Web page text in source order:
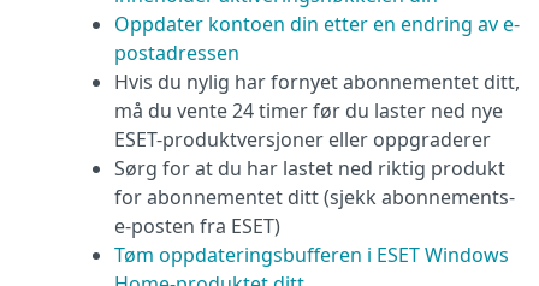
Oppdater kontoen din etter en endring av e-
postadressen
Hvis du nylig har fornyet abonnementet ditt,
må du vente 24 timer før du laster ned nye
ESET-produktversjoner eller oppgraderer
Sørg for at du har lastet ned riktig produkt
for abonnementet ditt (sjekk abonnements-
e-posten fra ESET)
Tøm oppdateringsbufferen i ESET Windows